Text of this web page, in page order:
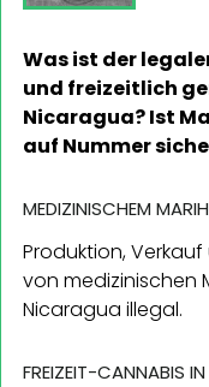
Was ist der
und freizeitlich
Nicaragua? Ist
auf Nummer
MEDIZINISCHEM
Produktion,
von medizinischen
Nicaragua illegal.
FREIZEIT-CANNABIS